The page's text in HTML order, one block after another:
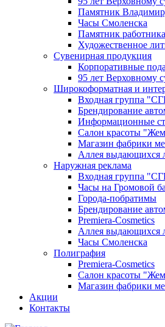
Памятник
Часы Смоленска
Памятник
Художественное
Сувенирная продукция
Корпоративные
95 лет Верховному
Широкоформатная и
Входная группа
Брендирование
Информационные
Салон красоты
Магазин фабрики
Аллея выдающихся
Наружная реклама
Входная группа
Часы на Громовой
Города-побратимы
Брендирование
Premiera-Cosmetics
Аллея выдающихся
Часы Смоленска
Полиграфия
Premiera-Cosmetics
Салон красоты
Магазин фабрики
Акции
Контакты